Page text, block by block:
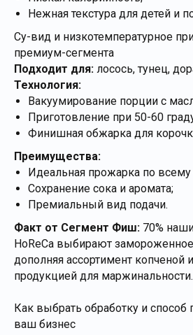
Нежная текстура для детей и
Су-вид и низкотемпературное
премиум-сегмента
Подходит для: лосось, тунец,
Технология:
Вакуумирование порции с
Приготовление при 50-60
Финишная обжарка для
Преимущества:
Идеальная прожарка по
Сохранение сока и аромата;
Премиальный вид подачи.
Факт от Сегмент Фиш: 70%
HoReCa выбирают
дополняя ассортимент копченой
продукцией для маржинальности.
Как выбрать обработку и способ
ваш бизнес